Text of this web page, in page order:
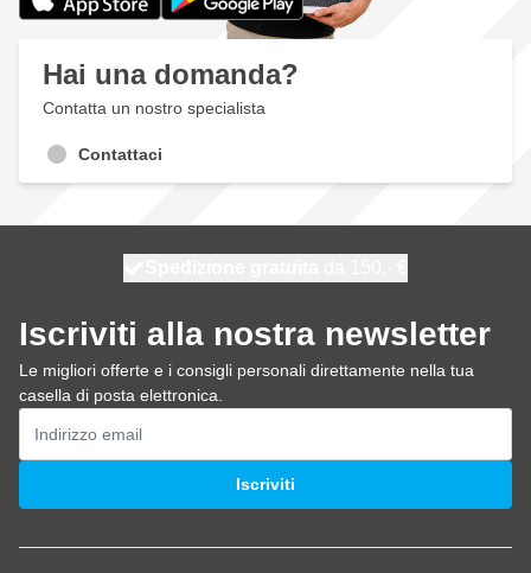
Hai una domanda?
Contatta un nostro specialista
Contattaci
Iscriviti alla nostra newsletter
Le migliori offerte e i consigli personali direttamente nella tua
casella di posta elettronica.
Indirizzo email
Iscriviti